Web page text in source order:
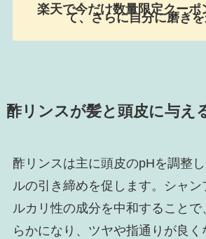
楽天で今だけ数量限定クーポ
て、さらに自分に磨き
酢リンスが髪と頭皮に与え
酢リンスは主に頭皮のpHを調整
ルの引き締めを促します。シャン
ルカリ性の成分を中和することで
らかになり、ツヤや指通りが良